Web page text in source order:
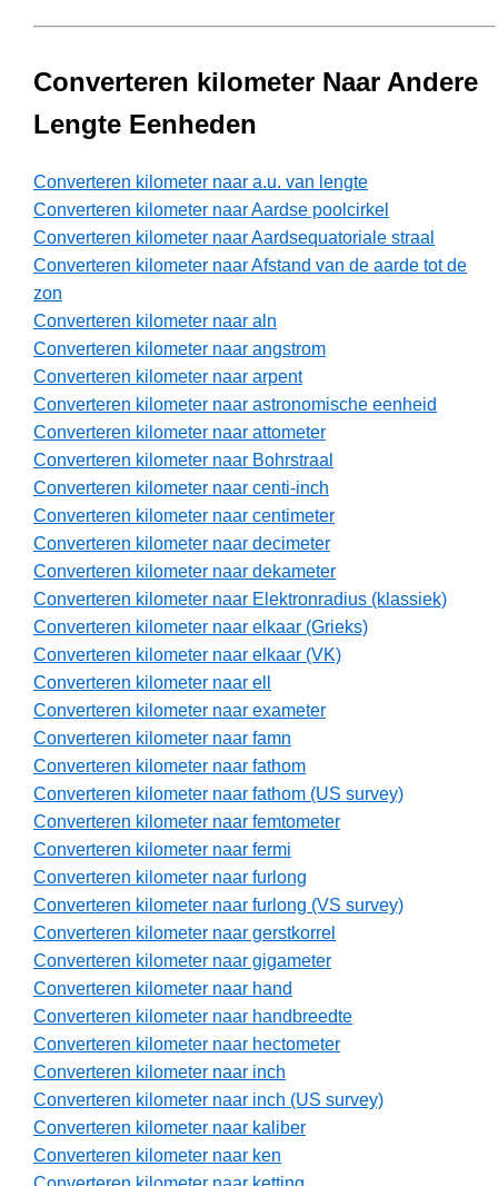
Converteren kilometer Naar Andere
Lengte Eenheden
Converteren kilometer naar a.u. van lengte
Converteren kilometer naar Aardse poolcirkel
Converteren kilometer naar Aardsequatoriale straal
Converteren kilometer naar Afstand van de aarde tot de
zon
Converteren kilometer naar aln
Converteren kilometer naar angstrom
Converteren kilometer naar arpent
Converteren kilometer naar astronomische eenheid
Converteren kilometer naar attometer
Converteren kilometer naar Bohrstraal
Converteren kilometer naar centi-inch
Converteren kilometer naar centimeter
Converteren kilometer naar decimeter
Converteren kilometer naar dekameter
Converteren kilometer naar Elektronradius (klassiek)
Converteren kilometer naar elkaar (Grieks)
Converteren kilometer naar elkaar (VK)
Converteren kilometer naar ell
Converteren kilometer naar exameter
Converteren kilometer naar famn
Converteren kilometer naar fathom
Converteren kilometer naar fathom (US survey)
Converteren kilometer naar femtometer
Converteren kilometer naar fermi
Converteren kilometer naar furlong
Converteren kilometer naar furlong (VS survey)
Converteren kilometer naar gerstkorrel
Converteren kilometer naar gigameter
Converteren kilometer naar hand
Converteren kilometer naar handbreedte
Converteren kilometer naar hectometer
Converteren kilometer naar inch
Converteren kilometer naar inch (US survey)
Converteren kilometer naar kaliber
Converteren kilometer naar ken